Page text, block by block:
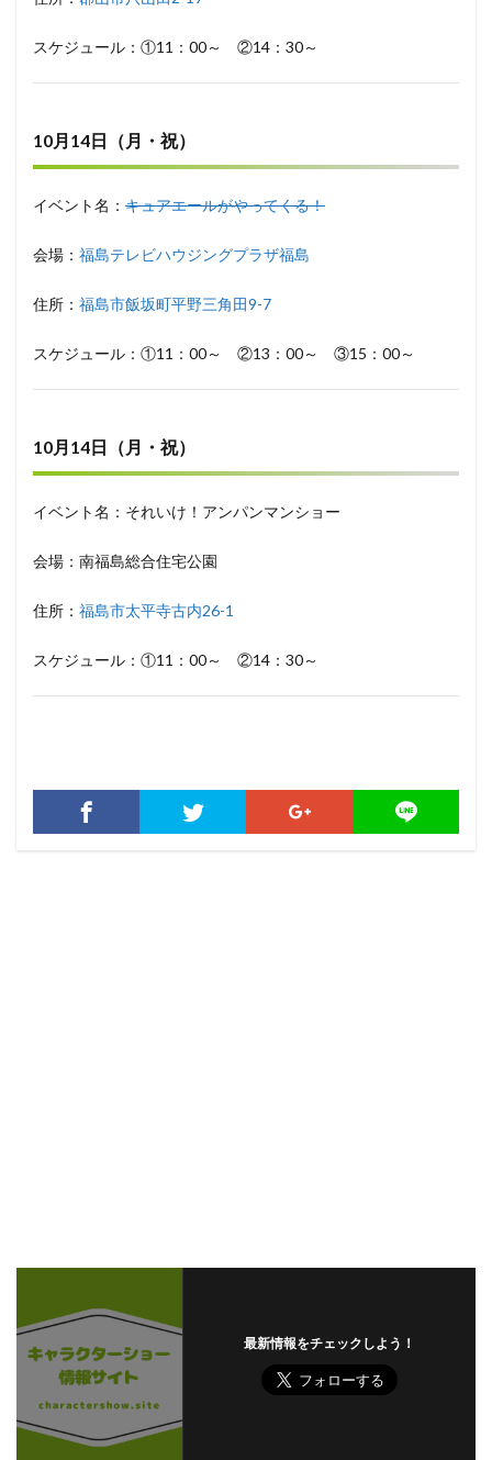
スケジュール：①11：00～ ②14：30～
10月14日（月・祝）
イベント名： キュアエールがやってくる！
会場： 福島テレビハウジングプラザ福島
住所： 福島市飯坂町平野三角田9-7
スケジュール：①11：00～ ②13：00～ ③15：00～
10月14日（月・祝）
イベント名：それいけ！アンパンマンショー
会場：南福島総合住宅公園
住所： 福島市太平寺古内26-1
スケジュール：①11：00～ ②14：30～
最新情報をチェックしよう！